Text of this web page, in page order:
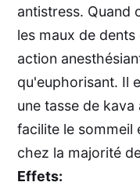
antistress. Quand
les maux de
action
qu'euphorisant. Il
une tasse de
facilite le sommeil
chez la majorité
Effets: